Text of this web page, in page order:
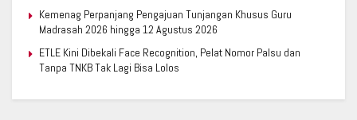
Kemenag Perpanjang Pengajuan Tunjangan Khusus Guru
Madrasah 2026 hingga 12 Agustus 2026
ETLE Kini Dibekali Face Recognition, Pelat Nomor Palsu dan
Tanpa TNKB Tak Lagi Bisa Lolos